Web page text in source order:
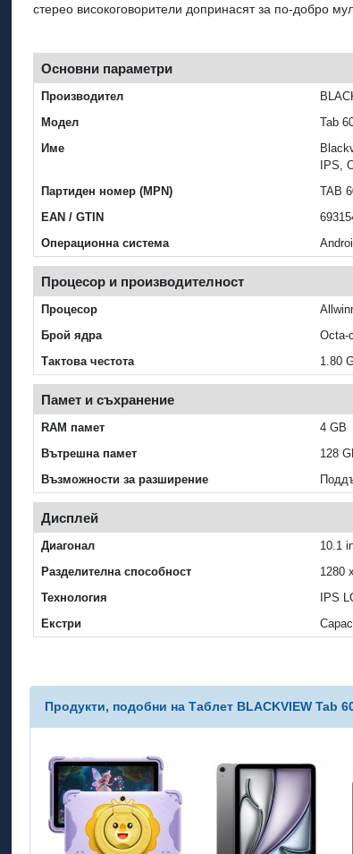
стерео високоговорители допринасят за по-добро
Основни параметри
Производител
Модел
Tab
Име
IPS,
Партиден номер (MPN)
TAB
EAN / GTIN
Операционна система
Процесор и производителност
Процесор
Брой ядра
Octa-
Тактова честота
1.80
Памет и съхранение
RAM памет
4 GB
Вътрешна памет
128
Възможности за разширение
Дисплей
Диагонал
10.1
Разделителна способност
1280
Технология
IPS
Екстри
Продукти, подобни на Таблет BLACKVIEW Tab